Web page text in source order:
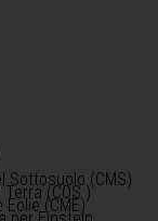
Sottosuolo (CMS)
(COS )
(CME)